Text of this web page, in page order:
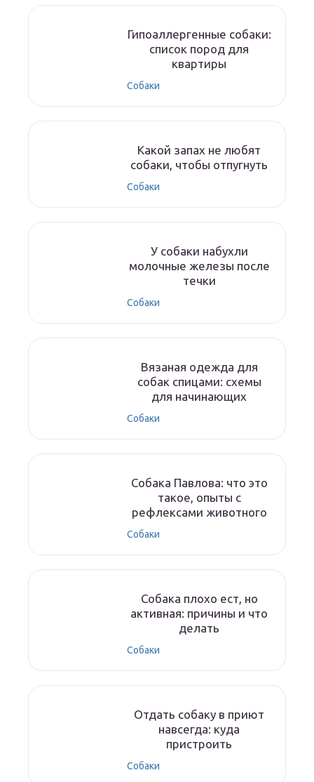
Гипоаллергенные собаки:
список пород для
квартиры
Собаки
Какой запах не любят
собаки, чтобы отпугнуть
Собаки
У собаки набухли
молочные железы после
течки
Собаки
Вязаная одежда для
собак спицами: схемы
для начинающих
Собаки
Собака Павлова: что это
такое, опыты с
рефлексами животного
Собаки
Собака плохо ест, но
активная: причины и что
делать
Собаки
Отдать собаку в приют
навсегда: куда
пристроить
Собаки